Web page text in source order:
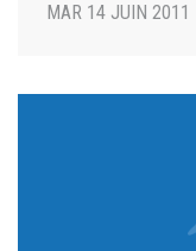
MAR 14 JUIN 2011